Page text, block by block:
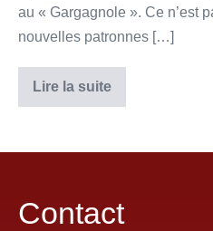
au « Gargagnole ». Ce n’est
nouvelles patronnes […]
Lire la suite
Contact